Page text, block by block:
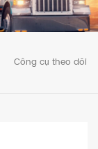
Công cụ theo dõi